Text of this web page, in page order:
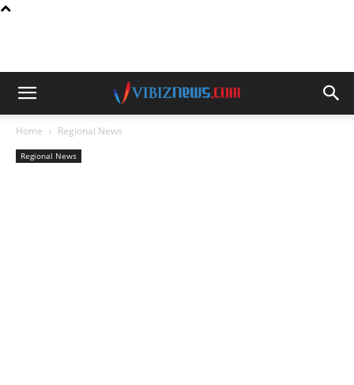
Home Regional News
Regional News